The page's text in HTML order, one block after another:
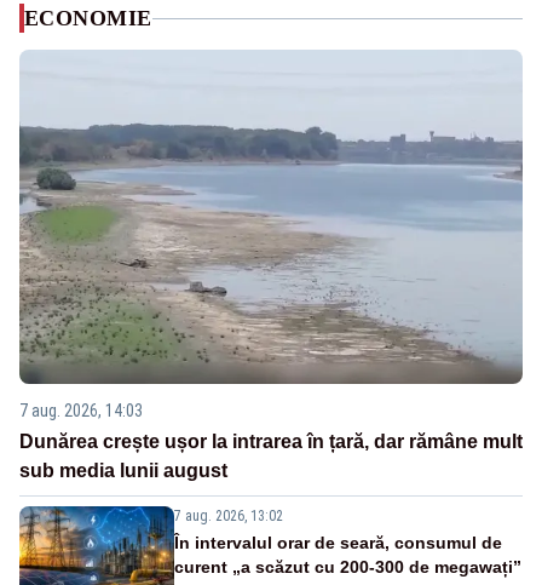
ECONOMIE
7 aug. 2026, 14:03
Dunărea crește ușor la intrarea în țară, dar rămâne mult
sub media lunii august
7 aug. 2026, 13:02
În intervalul orar de seară, consumul de
curent „a scăzut cu 200-300 de megawați”